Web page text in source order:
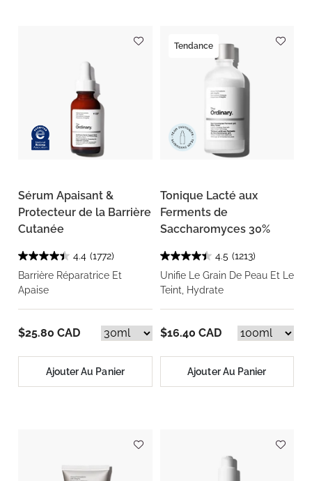
Sérum Apaisant &
Protecteur de la Barrière
Cutanée
4.4 (1772)
Barrière Réparatrice Et
Apaise
$25.80 CAD
Ajouter Au Panier
Tendance
Tonique Lacté aux
Ferments de
Saccharomyces 30%
4.5 (1213)
Unifie Le Grain De Peau Et Le
Teint, Hydrate
$16.40 CAD
Ajouter Au Panier